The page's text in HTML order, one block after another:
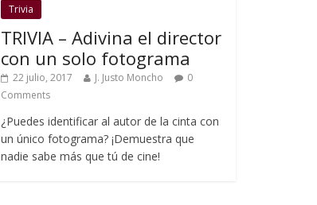
Trivia
TRIVIA – Adivina el director
con un solo fotograma
22 julio, 2017 J. Justo Moncho
0
Comments
¿Puedes identificar al autor de la cinta con
un único fotograma? ¡Demuestra que
nadie sabe más que tú de cine!